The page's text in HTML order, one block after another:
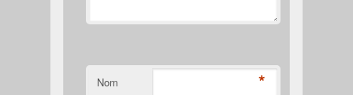
Nom *